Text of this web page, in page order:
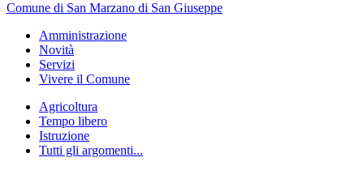
Comune di San Marzano di San Giuseppe
Amministrazione
Novità
Servizi
Vivere il Comune
Agricoltura
Tempo libero
Istruzione
Tutti gli argomenti...